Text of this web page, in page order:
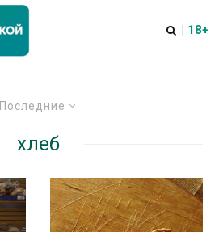
| 18+
Последние
хлеб